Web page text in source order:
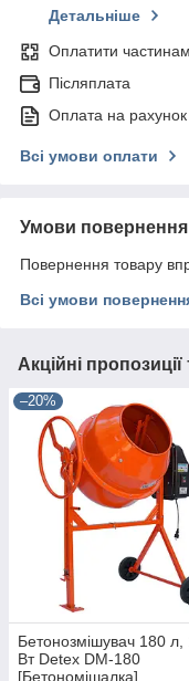
Детальніше
Оплатити
Післяплата
Оплата на рахунок
Всі умови оплати
Умови повернення
Повернення товару
Всі умови
Акційні
–20%
Бетонозмішувач 180 л,
Вт Detex DM-180
[Бетономішалка]